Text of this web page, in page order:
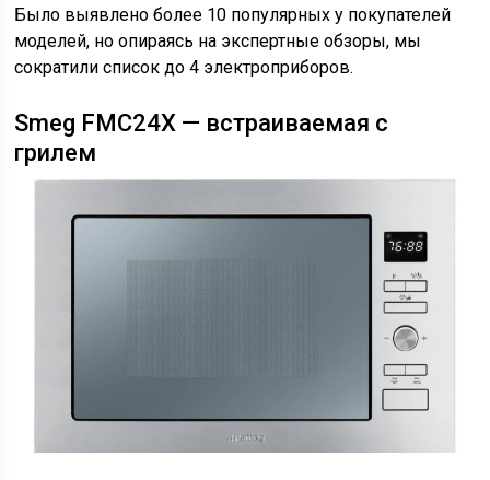
Было выявлено более 10 популярных у покупателей
моделей, но опираясь на экспертные обзоры, мы
сократили список до 4 электроприборов.
Smeg FMC24X — встраиваемая с
грилем